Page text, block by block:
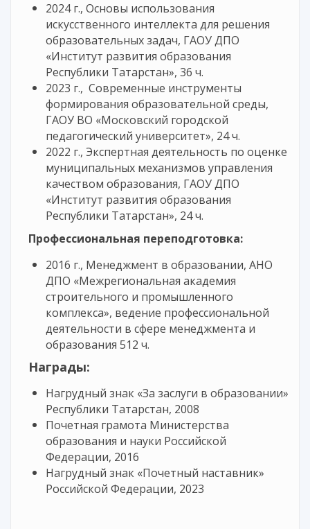
2024 г., Основы использования
искусственного интеллекта для решения
образовательных задач, ГАОУ ДПО
«Институт развития образования
Республики Татарстан», 36 ч.
2023 г., Современные инструменты
формирования образовательной среды,
ГАОУ ВО «Московский городской
педагогический университет», 24 ч.
2022 г., Экспертная деятельность по оценке
муниципальных механизмов управления
качеством образования, ГАОУ ДПО
«Институт развития образования
Республики Татарстан», 24 ч.
Профессиональная переподготовка:
2016 г., Менеджмент в образовании, АНО
ДПО «Межрегиональная академия
строительного и промышленного
комплекса», ведение профессиональной
деятельности в сфере менеджмента и
образования 512 ч.
Награды:
Нагрудный знак «За заслуги в образовании»
Республики Татарстан, 2008
Почетная грамота Министерства
образования и науки Российской
Федерации, 2016
Нагрудный знак «Почетный наставник»
Российской Федерации, 2023